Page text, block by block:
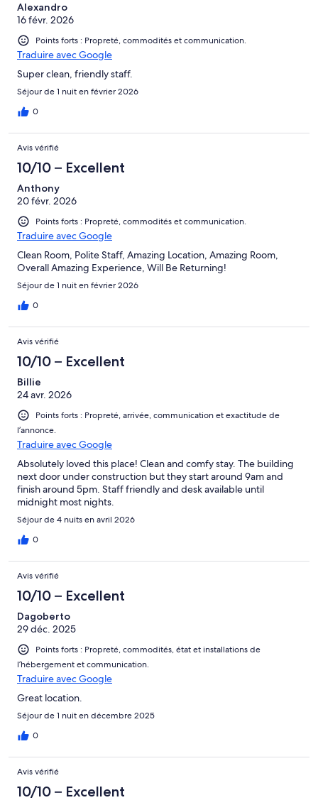
Alexandro
16 févr. 2026
Points forts : Propreté, commodités et communication.
Traduire avec Google
Super clean, friendly staff.
Séjour de 1 nuit en février 2026
0
Avis vérifié
10/10 – Excellent
Anthony
20 févr. 2026
Points forts : Propreté, commodités et communication.
Traduire avec Google
Clean Room, Polite Staff, Amazing Location, Amazing Room,
Overall Amazing Experience, Will Be Returning!
Séjour de 1 nuit en février 2026
0
Avis vérifié
10/10 – Excellent
Billie
24 avr. 2026
Points forts : Propreté, arrivée, communication et exactitude de
l’annonce.
Traduire avec Google
Absolutely loved this place! Clean and comfy stay. The building
next door under construction but they start around 9am and
finish around 5pm. Staff friendly and desk available until
midnight most nights.
Séjour de 4 nuits en avril 2026
0
Avis vérifié
10/10 – Excellent
Dagoberto
29 déc. 2025
Points forts : Propreté, commodités, état et installations de
l’hébergement et communication.
Traduire avec Google
Great location.
Séjour de 1 nuit en décembre 2025
0
Avis vérifié
10/10 – Excellent